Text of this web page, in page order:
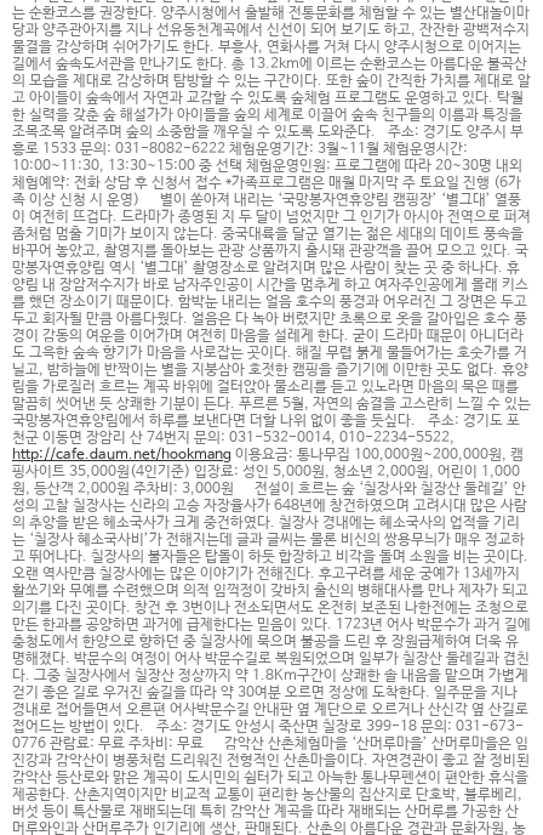
는 순환코스를 권장한다. 양주시청에서 출발해 전통문화를 체험할 수 있는 별산대놀이마
당과 양주관아지를 지나 선유동천계곡에서 신선이 되어 보기도 하고, 잔잔한 광백저수지
물결을 감상하며 쉬어가기도 한다. 부흥사, 연화사를 거쳐 다시 양주시청으로 이어지는
길에서 숲속도서관을 만나기도 한다. 총 13.2km에 이르는 순환코스는 아름다운 불곡산
의 모습을 제대로 감상하며 탐방할 수 있는 구간이다. 또한 숲이 간직한 가치를 제대로 알
고 아이들이 숲속에서 자연과 교감할 수 있도록 숲체험 프로그램도 운영하고 있다. 탁월
한 실력을 갖춘 숲 해설가가 아이들을 숲의 세계로 이끌어 숲속 친구들의 이름과 특징을
조목조목 알려주며 숲의 소중함을 깨우칠 수 있도록 도와준다. 주소: 경기도 양주시 부
흥로 1533 문의: 031-8082-6222 체험운영기간: 3월~11월 체험운영시간:
10:00~11:30, 13:30~15:00 중 선택 체험운영인원: 프로그램에 따라 20~30명 내외
체험예약: 전화 상담 후 신청서 접수 *가족프로그램은 매월 마지막 주 토요일 진행 (6가
족 이상 신청 시 운영) 별이 쏟아져 내리는 ‘국망봉자연휴양림 캠핑장’ ‘별그대’ 열풍
이 여전히 뜨겁다. 드라마가 종영된 지 두 달이 넘었지만 그 인기가 아시아 전역으로 퍼져
좀처럼 멈출 기미가 보이지 않는다. 중국대륙을 달군 열기는 젊은 세대의 데이트 풍속을
바꾸어 놓았고, 촬영지를 돌아보는 관광 상품까지 출시돼 관광객을 끌어 모으고 있다. 국
망봉자연휴양림 역시 ‘별그대’ 촬영장소로 알려지며 많은 사람이 찾는 곳 중 하나다. 휴
양림 내 장암저수지가 바로 남자주인공이 시간을 멈추게 하고 여자주인공에게 몰래 키스
를 했던 장소이기 때문이다. 함박눈 내리는 얼음 호수의 풍경과 어우러진 그 장면은 두고
두고 회자될 만큼 아름다웠다. 얼음은 다 녹아 버렸지만 초록으로 옷을 갈아입은 호수 풍
경이 감동의 여운을 이어가며 여전히 마음을 설레게 한다. 굳이 드라마 때문이 아니더라
도 그윽한 숲속 향기가 마음을 사로잡는 곳이다. 해질 무렵 붉게 물들어가는 호숫가를 거
닐고, 밤하늘에 반짝이는 별을 지붕삼아 호젓한 캠핑을 즐기기에 이만한 곳도 없다. 휴양
림을 가로질러 흐르는 계곡 바위에 걸터앉아 물소리를 듣고 있노라면 마음의 묵은 때를
말끔히 씻어낸 듯 상쾌한 기분이 든다. 푸르른 5월, 자연의 숨결을 고스란히 느낄 수 있는
국망봉자연휴양림에서 하루를 보낸다면 더할 나위 없이 좋을 듯싶다. 주소: 경기도 포
천군 이동면 장암리 산 74번지 문의: 031-532-0014, 010-2234-5522,
http://cafe.daum.net/hookmang 이용요금: 통나무집 100,000원~200,000원, 캠
핑사이트 35,000원(4인기준) 입장료: 성인 5,000원, 청소년 2,000원, 어린이 1,000
원, 등산객 2,000원 주차비: 3,000원 전설이 흐르는 숲 ‘칠장사와 칠장산 둘레길’ 안
성의 고찰 칠장사는 신라의 고승 자장율사가 648년에 창건하였으며 고려시대 많은 사람
의 추앙을 받은 헤소국사가 크게 중건하였다. 칠장사 경내에는 혜소국사의 업적을 기리
는 ‘칠장사 혜소국사비’가 전해지는데 글과 글씨는 물론 비신의 쌍용무늬가 매우 정교하
고 뛰어나다. 칠장사의 불자들은 탑돌이 하듯 합장하고 비각을 돌며 소원을 비는 곳이다.
오랜 역사만큼 칠장사에는 많은 이야기가 전해진다. 후고구려를 세운 궁예가 13세까지
활쏘기와 무예를 수련했으며 의적 임꺽정이 갖바치 출신의 병해대사를 만나 제자가 되고
의기를 다진 곳이다. 창건 후 3번이나 전소되면서도 온전히 보존된 나한전에는 조청으로
만든 한과를 공양하면 과거에 급제한다는 믿음이 있다. 1723년 어사 박문수가 과거 길에
충청도에서 한양으로 향하던 중 칠장사에 묵으며 불공을 드린 후 장원급제하여 더욱 유
명해졌다. 박문수의 여정이 어사 박문수길로 복원되었으며 일부가 칠장산 둘레길과 겹친
다. 그중 칠장사에서 칠장산 정상까지 약 1.8Km구간이 상쾌한 솔 내음을 맡으며 가볍게
걷기 좋은 길로 우거진 숲길을 따라 약 30여분 오르면 정상에 도착한다. 일주문을 지나
경내로 접어들면서 오른편 어사박문수길 안내판 옆 계단으로 오르거나 산신각 옆 산길로
접어드는 방법이 있다. 주소: 경기도 안성시 죽산면 칠장로 399-18 문의: 031-673-
0776 관람료: 무료 주차비: 무료 감악산 산촌체험마을 ‘산머루마을’ 산머루마을은 임
진강과 감악산이 병풍처럼 드리워진 전형적인 산촌마을이다. 자연경관이 좋고 잘 정비된
감악산 등산로와 맑은 계곡이 도시민의 쉼터가 되고 아늑한 통나무펜션이 편안한 휴식을
제공한다. 산촌지역이지만 비교적 교통이 편리한 농산물의 집산지로 단호박, 블루베리,
버섯 등이 특산물로 재배되는데 특히 감악산 계곡을 따라 재배되는 산머루를 가공한 산
머루와인과 산머루주가 인기리에 생산, 판매된다. 산촌의 아름다운 경관과 문화자원, 농